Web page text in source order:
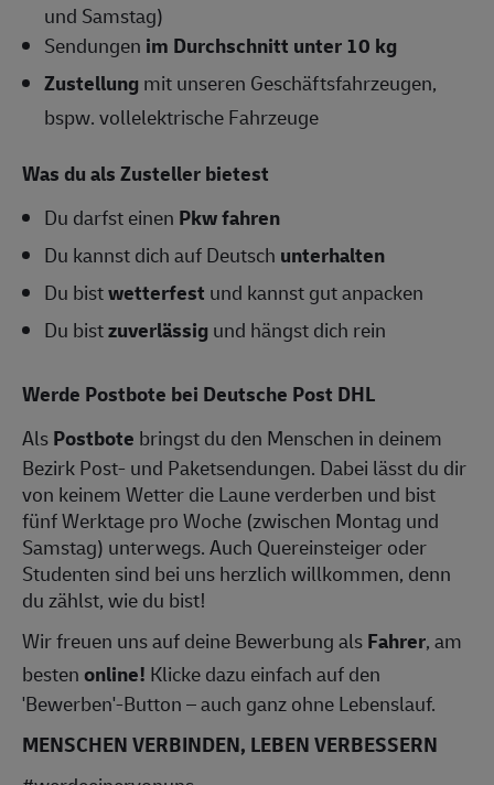
und Samstag)
Sendungen im Durchschnitt unter 10 kg
Zustellungmit unseren Geschäftsfahrzeugen,
bspw. vollelektrische Fahrzeuge
Was du als Zusteller bietest
Du darfst einen Pkw fahren
Du kannst dich auf Deutsch unterhalten
Du bistwetterfest und kannst gut anpacken
Du bistzuverlässigund hängst dich rein
Werde Postbote bei Deutsche Post DHL
AlsPostbote bringst du den Menschen in deinem
Bezirk Post- und Paketsendungen. Dabei lässt du dir
von keinem Wetter die Laune verderben und bist
fünf Werktage pro Woche (zwischen Montag und
Samstag) unterwegs. Auch Quereinsteiger oder
Studenten sind bei uns herzlich willkommen, denn
du zählst, wie du bist!
Wir freuen uns auf deine Bewerbung alsFahrer, am
bestenonline! Klicke dazu einfach auf den
'Bewerben'-Button – auch ganz ohne Lebenslauf.
MENSCHEN VERBINDEN, LEBEN VERBESSERN